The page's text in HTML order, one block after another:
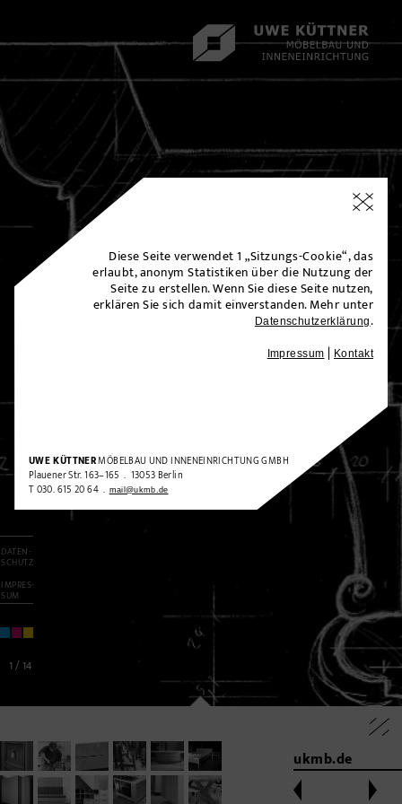
1 / 14
ukmb.de
DATEN-
SCHUTZ
IMPRES-
SUM
Diese Seite verwendet 1 „Sitzungs-Cookie“, das
erlaubt, anonym Statistiken über die Nutzung der
Seite zu erstellen.Wenn Sie diese Seite nutzen,
erklären Sie sich damit einverstanden. Mehr unter
Datenschutzerklärung.
Impressum | Kontakt
UWE KÜTTNERMÖBELBAU UND INNENEINRICHTUNG GMBH
Plauener Str. 163–165 . 13053 Berlin
T 030. 615 20 64 . mail@ukmb.de